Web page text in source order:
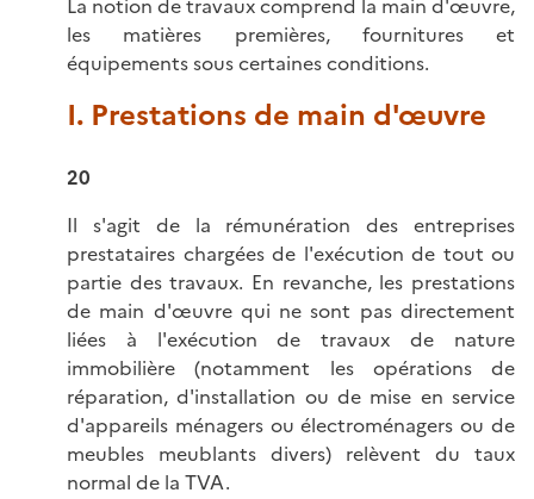
La notion de travaux comprend la main d'œuvre,
les matières premières, fournitures et
équipements sous certaines conditions.
I. Prestations de main d'œuvre
20
Il s'agit de la rémunération des entreprises
prestataires chargées de l'exécution de tout ou
partie des travaux. En revanche, les prestations
de main d'œuvre qui ne sont pas directement
liées à l'exécution de travaux de nature
immobilière (notamment les opérations de
réparation, d'installation ou de mise en service
d'appareils ménagers ou électroménagers ou de
meubles meublants divers) relèvent du taux
normal de la TVA.